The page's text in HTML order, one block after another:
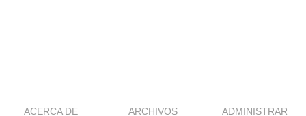
ACERCA DE ARCHIVOS ADMINISTRAR